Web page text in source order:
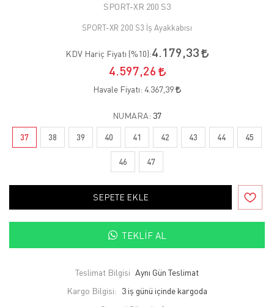
SPORT-XR 200 S3
SPORT-XR 200 S3 İş Ayakkabısı
KDV Hariç Fiyatı (%10):4.179,33
4.597,26
Havale Fiyatı: 4.367,39
NUMARA: 37
37 38 39 40 41 42 43 44 45
46 47
SEPETE EKLE
TEKLIF AL
Teslimat Bilgisi Aynı Gün Teslimat
Kargo Bilgisi: 3 iş günü içinde kargoda